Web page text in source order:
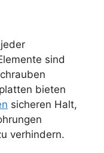
sind
bieten
sicheren Halt,
verhindern.